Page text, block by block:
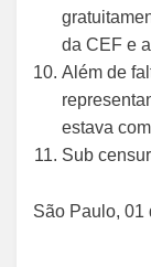
da CEF e
Além de
estava
Sub
São Paulo, 01